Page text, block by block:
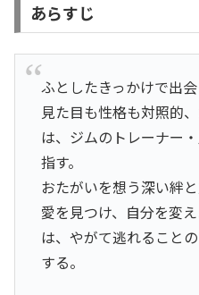
あらすじ
ふとしたきっかけで出
見た目も性格も対照的
は、ジムのトレーナー
指す。
おたがいを想う深い絆
愛を見つけ、自分を変
は、やがて逃れること
する。